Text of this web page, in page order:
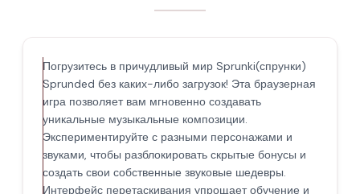
Погрузитесь в причудливый мир Sprunki(спрунки)
Sprunded без каких-либо загрузок! Эта браузерная
игра позволяет вам мгновенно создавать
уникальные музыкальные композиции.
Экспериментируйте с разными персонажами и
звуками, чтобы разблокировать скрытые бонусы и
создать свои собственные звуковые шедевры.
Интерфейс перетаскивания упрощает обучение и